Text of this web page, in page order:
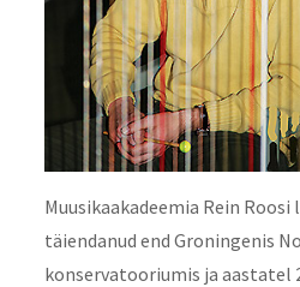
Muusikaakadeemia Rein
täiendanud end Groningenis
konservatooriumis ja aastatel